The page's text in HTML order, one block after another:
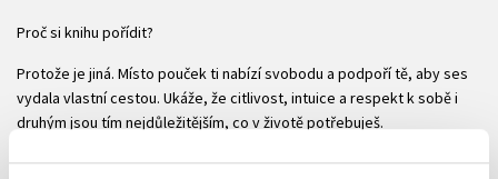
Proč si knihu pořídit?
Protože je jiná. Místo pouček ti nabízí svobodu a podpoří tě, aby ses
vydala vlastní cestou. Ukáže, že citlivost, intuice a respekt k sobě i
druhým jsou tím nejdůležitějším, co v životě potřebuješ.
Vejdi do fascinujícího světa kamenů a hravým způsobem objevuj sebe